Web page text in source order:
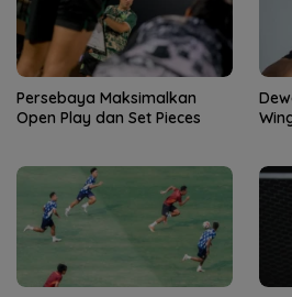
Persebaya Maksimalkan
Open Play dan Set Pieces